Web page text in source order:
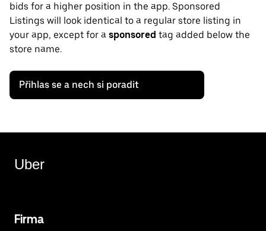
bids for a higher position in the app. Sponsored
Listings will look identical to a regular store listing in
your app, except for a sponsored tag added below the
store name.
Přihlas se a nech si poradit
Uber
Firma